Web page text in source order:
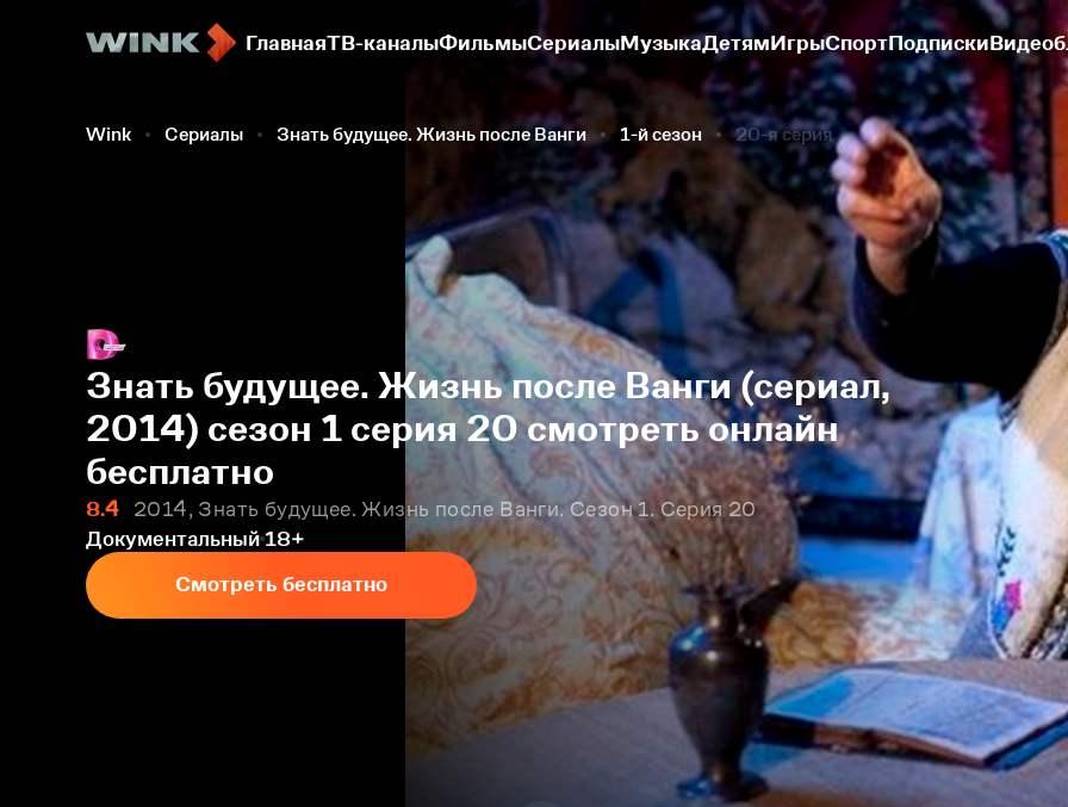
ГлавнаяТВ-каналыФильмыСериалыМузыкаДетямИгрыСпортПодписки
Wink Сериалы Знать будущее. Жизнь после Ванги 1-й сезон 20-я серия
Знать будущее. Жизнь после Ванги (сериал,
2014) сезон 1 серия 20 смотреть онлайн
бесплатно
8.4
2014, Знать будущее. Жизнь после Ванги. Сезон 1. Серия 20
Документальный 18+
Смотреть бесплатно